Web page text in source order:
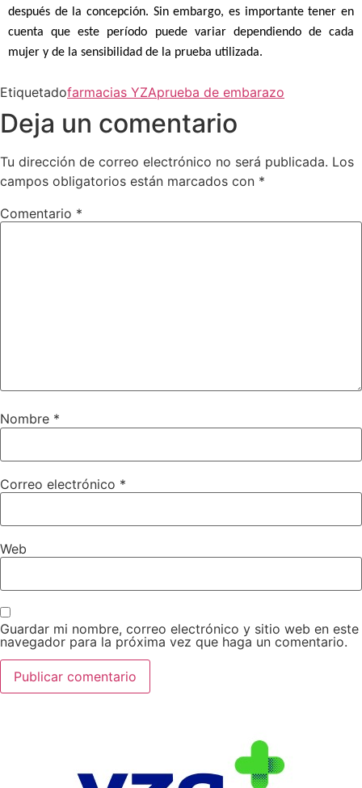
después de la concepción. Sin embargo, es importante tener en
cuenta que este período puede variar dependiendo de cada
mujer y de la sensibilidad de la prueba utilizada.
Etiquetadofarmacias YZAprueba de embarazo
Deja un comentario
Tu dirección de correo electrónico no será publicada. Los
campos obligatorios están marcados con *
Comentario *
Nombre *
Correo electrónico *
Web
Guardar mi nombre, correo electrónico y sitio web en este
navegador para la próxima vez que haga un comentario.